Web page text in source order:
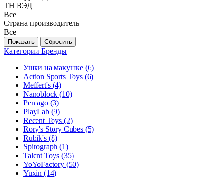
ТН ВЭД
Все
Страна производитель
Все
Категории Бренды
Ушки на макушке (6)
Action Sports Toys (6)
Meffert's (4)
Nanoblock (10)
Pentago (3)
PlayLab (9)
Recent Toys (2)
Rory's Story Cubes (5)
Rubik's (8)
Spirograph (1)
Talent Toys (35)
YoYoFactory (50)
Yuxin (14)